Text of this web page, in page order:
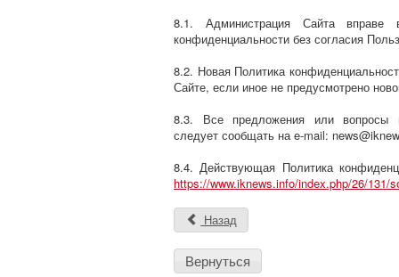
8.1. Администрация Сайта вправе
конфиденциальности без согласия
8.2. Новая Политика
Сайте, если иное не предусмотрено
8.3. Все предложения или вопросы
следует сообщать на e-mail:
8.4. Действующая Политика
https://www.iknews.info/index.php/26/131/
Назад
Вернуться